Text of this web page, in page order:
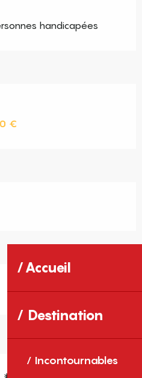
Accueil
Destination
Incontournables
handicapées
€